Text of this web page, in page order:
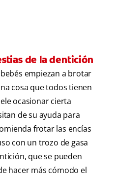
de la dentición
empiezan a brotar
cosa que todos tienen
ocasionar cierta
de su ayuda para
frotar las encías
con un trozo de gasa
que se pueden
hacer más cómodo el